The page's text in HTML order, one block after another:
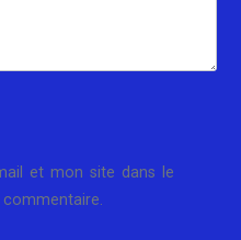
et mon site dans le